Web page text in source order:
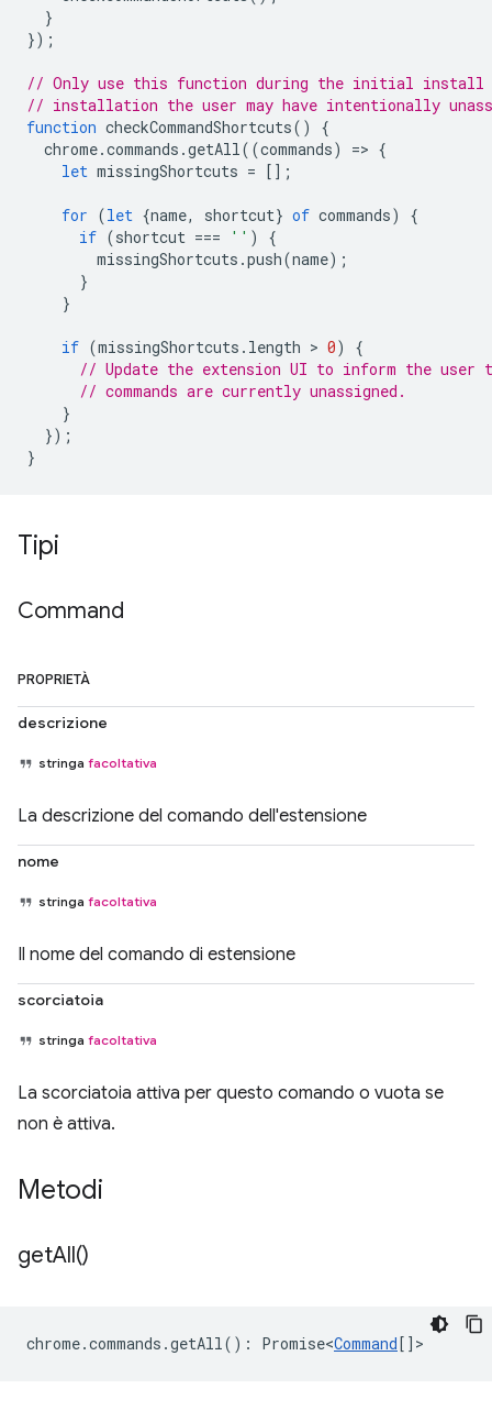
}
});
// Only use this function during the initial install
// installation the user may have intentionally
function checkCommandShortcuts()
{
chrome.commands .getAll((commands) => {
let missingShortcuts = [];
for (let {name, shortcut} of commands)
{
if (shortcut === '' )
{
missingShortcuts .push(name);
}
}
if (missingShortcuts . length > 0)
{
// Update the extension UI to inform the user
// commands are currently unassigned.
}
});
}
Tipi
Command
PROPRIETÀ
descrizione
stringa facoltativa
La descrizione del comando dell'estensione
nome
stringa facoltativa
Il nome del comando di estensione
scorciatoia
stringa facoltativa
La scorciatoia attiva per questo comando o vuota se
non è attiva.
Metodi
getAll()
chrome.commands .getAll() : Promise<Command[] >